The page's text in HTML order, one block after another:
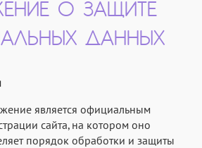
О ЗАЩИТЕ
ДАННЫХ
является официальным
сайта, на котором оно
порядок обработки и защиты